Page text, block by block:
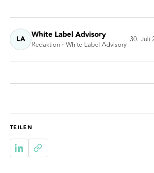
LA White Label Advisory
Redaktion · White Label Advisory
30. Juli
TEILEN